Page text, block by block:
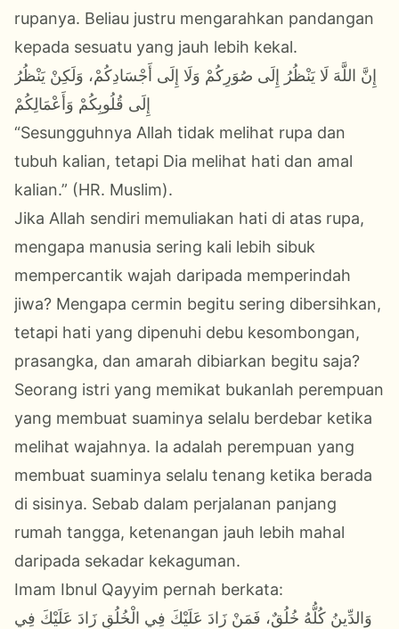
rupanya. Beliau justru mengarahkan pandangan
kepada sesuatu yang jauh lebih kekal.
إِنَّ اللَّهَ لَا يَنْظُرُ إِلَى صُوَرِكُمْ وَلَا إِلَى أَجْسَادِكُمْ، وَلَكِنْ يَنْظُرُ
إِلَى قُلُوبِكُمْ وَأَعْمَالِكُمْ
“Sesungguhnya Allah tidak melihat rupa dan
tubuh kalian, tetapi Dia melihat hati dan amal
kalian.” (HR. Muslim).
Jika Allah sendiri memuliakan hati di atas rupa,
mengapa manusia sering kali lebih sibuk
mempercantik wajah daripada memperindah
jiwa? Mengapa cermin begitu sering dibersihkan,
tetapi hati yang dipenuhi debu kesombongan,
prasangka, dan amarah dibiarkan begitu saja?
Seorang istri yang memikat bukanlah perempuan
yang membuat suaminya selalu berdebar ketika
melihat wajahnya. Ia adalah perempuan yang
membuat suaminya selalu tenang ketika berada
di sisinya. Sebab dalam perjalanan panjang
rumah tangga, ketenangan jauh lebih mahal
daripada sekadar kekaguman.
Imam Ibnul Qayyim pernah berkata:
وَالدِّينُ كُلُّهُ خُلُقٌ، فَمَنْ زَادَ عَلَيْكَ فِي الْخُلُقِ زَادَ عَلَيْكَ فِي